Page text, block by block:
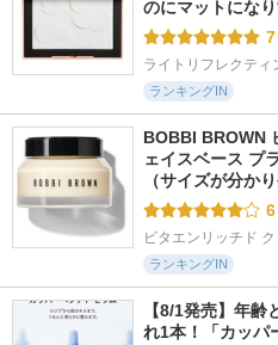
のにマットにな
7
ライトリフレクティ
ランキングIN
BOBBI BROWN
ェイスベース プ
（サイズが分か
6
ビタエンリッチド
ランキングIN
【8/1発売】年齢
れ1本！「カッパ